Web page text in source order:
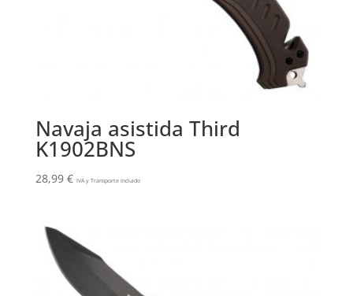
Navaja asistida Third
K1902BNS
28,99 € IVA y Transporte Incluido